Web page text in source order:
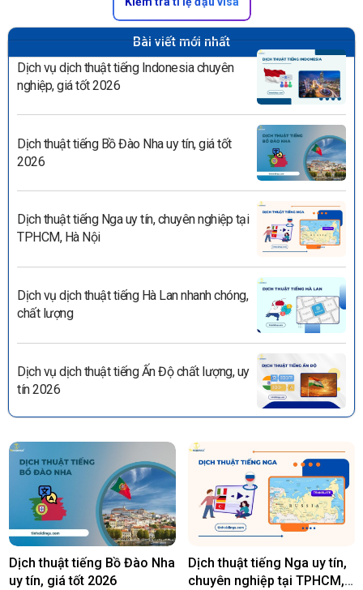
Bài viết mới nhất
Dịch vụ dịch thuật tiếng Indonesia chuyên
nghiệp, giá tốt 2026
Dịch thuật tiếng Bồ Đào Nha uy tín, giá tốt
2026
Dịch thuật tiếng Nga uy tín, chuyên nghiệp tại
TPHCM, Hà Nội
Dịch vụ dịch thuật tiếng Hà Lan nhanh chóng,
chất lượng
Dịch vụ dịch thuật tiếng Ấn Độ chất lượng, uy
tín 2026
Dịch thuật tiếng Bồ Đào Nha
uy tín, giá tốt 2026
Dịch thuật tiếng Nga uy tín,
chuyên nghiệp tại TPHCM,